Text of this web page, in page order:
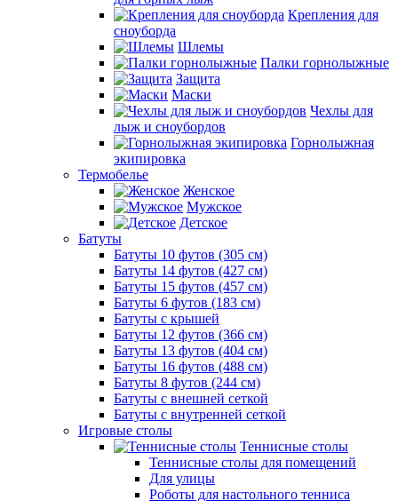
Крепления для
сноуборда
Шлемы
Палки горнолыжные
Защита
Маски
Чехлы для
лыж и сноубордов
Горнолыжная
экипировка
Термобелье
Женское
Мужское
Детское
Батуты
Батуты 10 футов (305 см)
Батуты 14 футов (427 см)
Батуты 15 футов (457 см)
Батуты 6 футов (183 см)
Батуты с крышей
Батуты 12 футов (366 см)
Батуты 13 футов (404 см)
Батуты 16 футов (488 см)
Батуты 8 футов (244 см)
Батуты с внешней сеткой
Батуты с внутренней сеткой
Игровые столы
Теннисные столы
Теннисные столы для помещений
Для улицы
Роботы для настольного тенниса